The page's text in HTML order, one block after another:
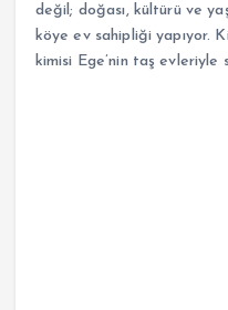
değil; doğası, kültürü ve
köye ev sahipliği yapıyor.
kimisi Ege’nin taş evleriyle